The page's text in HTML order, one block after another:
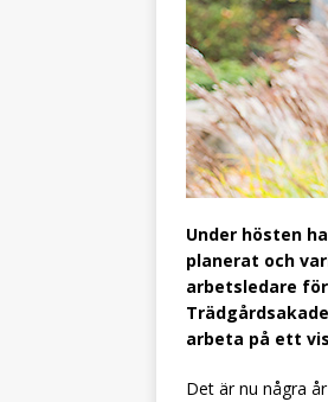
Under hösten
planerat och
arbetsledare
arbeta på ett
Det är nu några